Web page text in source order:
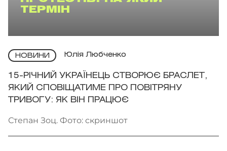
ТЕРМІН
НОВИНИ Юлія Любченко
15-РІЧНИЙ УКРАЇНЕЦЬ СТВОРЮЄ БРАСЛЕТ,
ЯКИЙ СПОВІЩАТИМЕ ПРО ПОВІТРЯНУ
ТРИВОГУ: ЯК ВІН ПРАЦЮЄ
Степан Зоц. Фото: скриншот